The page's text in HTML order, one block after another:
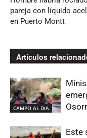
pareja con líquido
en Puerto Montt
Artículos
CAMPO AL DIA
Este